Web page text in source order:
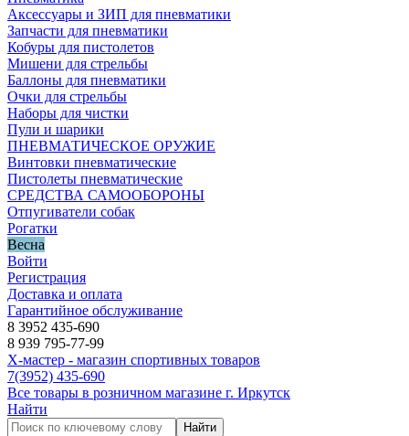
Аксессуары и ЗИП для пневматики
Запчасти для пневматики
Кобуры для пистолетов
Мишени для стрельбы
Баллоны для пневматики
Очки для стрельбы
Наборы для чистки
Пули и шарики
ПНЕВМАТИЧЕСКОЕ ОРУЖИЕ
Винтовки пневматические
Пистолеты пневматические
СРЕДСТВА САМООБОРОНЫ
Отпугиватели собак
Рогатки
Весна
Войти
Регистрация
Доставка и оплата
Гарантийное обслуживание
8 3952 435-690
8 939 795-77-99
Х-мастер - магазин спортивных товаров
7(3952) 435-690
Все товары в розничном магазине г. Иркутск
Найти
Найти